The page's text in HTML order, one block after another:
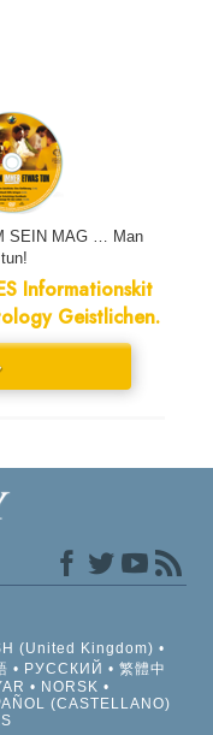
SEIN MAG … Man
Informationskit
Geistlichen.
(United Kingdom)
РУССКИЙ
繁體中
NORSK
(CASTELLANO)